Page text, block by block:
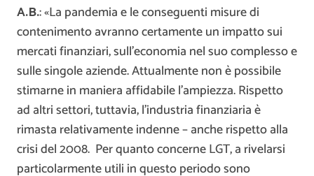
A.B.: «La pandemia e le conseguenti misure di
contenimento avranno certamente un impatto sui
mercati finanziari, sull’economia nel suo complesso e
sulle singole aziende. Attualmente non è possibile
stimarne in maniera affidabile l’ampiezza. Rispetto
ad altri settori, tuttavia, l’industria finanziaria è
rimasta relativamente indenne – anche rispetto alla
crisi del 2008. Per quanto concerne LGT, a rivelarsi
particolarmente utili in questo periodo sono